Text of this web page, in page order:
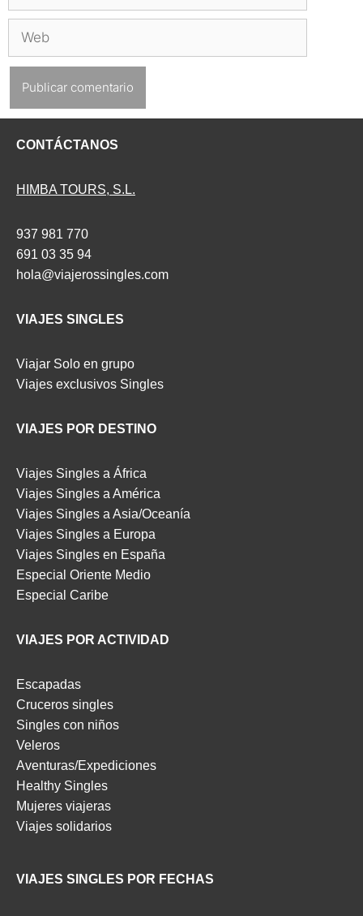
CONTÁCTANOS
HIMBA TOURS, S.L.
937 981 770
691 03 35 94
hola@viajerossingles.com
VIAJES SINGLES
Viajar Solo en grupo
Viajes exclusivos Singles
VIAJES POR DESTINO
Viajes Singles a África
Viajes Singles a América
Viajes Singles a Asia/Oceanía
Viajes Singles a Europa
Viajes Singles en España
Especial Oriente Medio
Especial Caribe
VIAJES POR ACTIVIDAD
Escapadas
Cruceros singles
Singles con niños
Veleros
Aventuras/Expediciones
Healthy Singles
Mujeres viajeras
Viajes solidarios
VIAJES SINGLES POR FECHAS